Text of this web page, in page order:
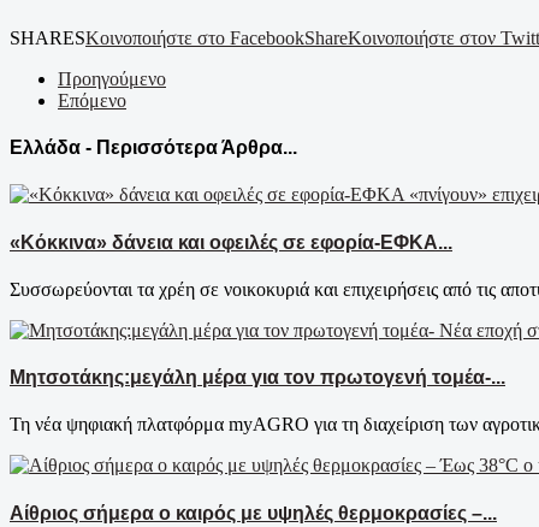
SHARESΚοινοποιήστε στο FacebookShareΚοινοποιήστε στον
Προηγούμενο
Επόμενο
Ελλάδα - Περισσότερα Άρθρα...
«Κόκκινα» δάνεια και οφειλές σε εφορία-ΕΦΚΑ...
Συσσωρεύονται τα χρέη σε νοικοκυριά και επιχειρήσεις από τις
Μητσοτάκης:μεγάλη μέρα για τον πρωτογενή τομέα-...
Τη νέα ψηφιακή πλατφόρμα myAGRO για τη διαχείριση των
Αίθριος σήμερα ο καιρός με υψηλές θερμοκρασίες –...